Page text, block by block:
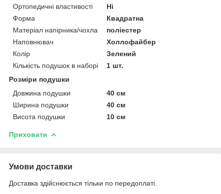
Ортопедичні властивості
Ні
Форма
Квадратна
Матеріал напірника/чохла
поліестер
Наповнювач
Холлофайбер
Колір
Зелений
Кількість подушок в наборі
1 шт.
Розміри подушки
Довжина подушки
40 см
Ширина подушки
40 см
Висота подушки
10 см
Приховати
Умови доставки
Доставка здійснюється тільки по передоплаті.